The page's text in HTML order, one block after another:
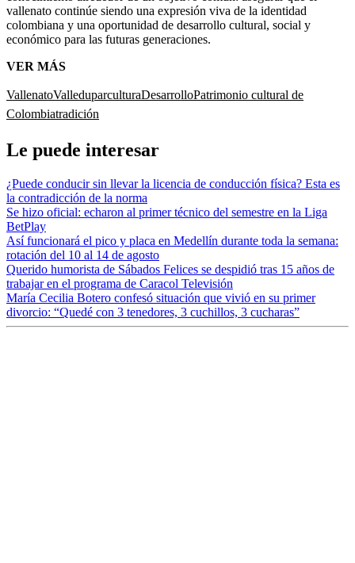
vallenato continúe siendo una expresión viva de la identidad
colombiana y una oportunidad de desarrollo cultural, social y
económico para las futuras generaciones.
VER MÁS
VallenatoValleduparculturaDesarrolloPatrimonio cultural de
Colombiatradición
Le puede interesar
¿Puede conducir sin llevar la licencia de conducción física? Esta es
la contradicción de la norma
Se hizo oficial: echaron al primer técnico del semestre en la Liga
BetPlay
Así funcionará el pico y placa en Medellín durante toda la semana:
rotación del 10 al 14 de agosto
Querido humorista de Sábados Felices se despidió tras 15 años de
trabajar en el programa de Caracol Televisión
María Cecilia Botero confesó situación que vivió en su primer
divorcio: “Quedé con 3 tenedores, 3 cuchillos, 3 cucharas”